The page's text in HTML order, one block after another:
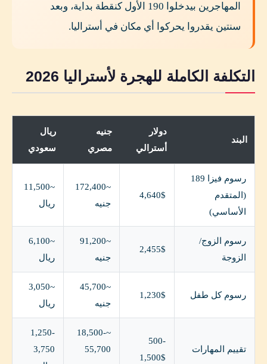
المهاجرين بيدخلوا 190 الأول كنقطة بداية، وبعد
سنتين يقدروا يحركوا أي مكان في أستراليا.
التكلفة الكاملة للهجرة لأستراليا 2026
البند
دولار
أسترالي
جنيه
مصري
ريال
سعودي
رسوم فيزا 189
(المتقدم
الأساسي)
4,640$
~172,400
جنيه
~11,500
ريال
رسوم الزوج/
الزوجة
2,455$
~91,200
جنيه
~6,100
ريال
رسوم كل طفل 1,230$
~45,700
جنيه
~3,050
ريال
تقييم المهارات
500-
1,500$
~18,500-
55,700
1,250-
3,750